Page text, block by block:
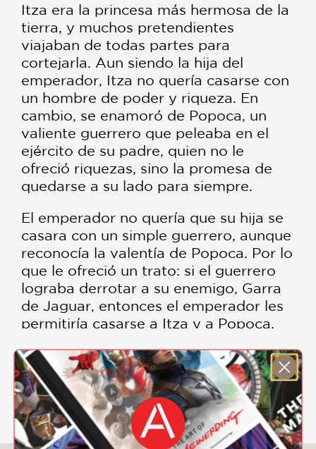
Itza era la princesa más hermosa de la
tierra, y muchos pretendientes
viajaban de todas partes para
cortejarla. Aun siendo la hija del
emperador, Itza no quería casarse con
un hombre de poder y riqueza. En
cambio, se enamoró de Popoca, un
valiente guerrero que peleaba en el
ejército de su padre, quien no le
ofreció riquezas, sino la promesa de
quedarse a su lado para siempre.
El emperador no quería que su hija se
casara con un simple guerrero, aunque
reconocía la valentía de Popoca. Por lo
que le ofreció un trato: si el guerrero
lograba derrotar a su enemigo, Garra
de Jaguar, entonces el emperador les
permitiría casarse a Itza y a Popoca.
para frustrar al guerrero. ¿Estará todo
perdido?
Hoy existen dos majestuosos volcanes,
Popocatépetl e Iztaccíhuatl, que
pueden verse desde la Ciudad de
SHOW MORE